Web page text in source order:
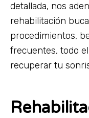
detallada, nos
rehabilitación
procedimientos,
frecuentes, todo
recuperar tu